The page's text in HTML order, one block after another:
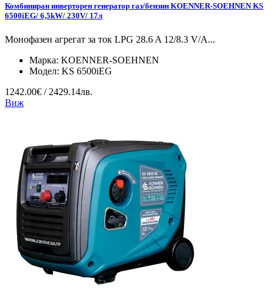
Комбиниран инверторен генератор газ/бензин KOENNER-SOEHNEN KS
6500iEG/ 6,5kW/ 230V/ 17л
Монофазен агрегат за ток LPG 28.6 A 12/8.3 V/А...
Марка: KOENNER-SOEHNEN
Модел: KS 6500iEG
1242.00€ / 2429.14лв.
Виж